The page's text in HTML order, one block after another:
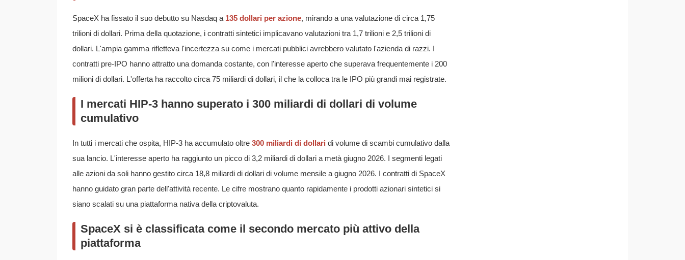
SpaceX ha fissato il suo debutto su Nasdaq a 135 dollari per azione, mirando a una valutazione di circa 1,75
trilioni di dollari. Prima della quotazione, i contratti sintetici implicavano valutazioni tra 1,7 trilioni e 2,5 trilioni di
dollari. L'ampia gamma rifletteva l'incertezza su come i mercati pubblici avrebbero valutato l'azienda di razzi. I
contratti pre-IPO hanno attratto una domanda costante, con l'interesse aperto che superava frequentemente i 200
milioni di dollari. L'offerta ha raccolto circa 75 miliardi di dollari, il che la colloca tra le IPO più grandi mai registrate.
I mercati HIP-3 hanno superato i 300 miliardi di dollari di volume
cumulativo
In tutti i mercati che ospita, HIP-3 ha accumulato oltre 300 miliardi di dollari di volume di scambi cumulativo dalla
sua lancio. L'interesse aperto ha raggiunto un picco di 3,2 miliardi di dollari a metà giugno 2026. I segmenti legati
alle azioni da soli hanno gestito circa 18,8 miliardi di dollari di volume mensile a giugno 2026. I contratti di SpaceX
hanno guidato gran parte dell'attività recente. Le cifre mostrano quanto rapidamente i prodotti azionari sintetici si
siano scalati su una piattaforma nativa della criptovaluta.
SpaceX si è classificata come il secondo mercato più attivo della
piattaforma